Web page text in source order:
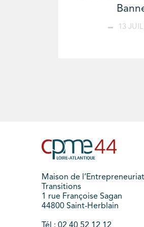
13
Maison de
Transitions
1 rue Françoise Sagan
44800 Saint-Herblain
Tél : 02 40 52 12 12